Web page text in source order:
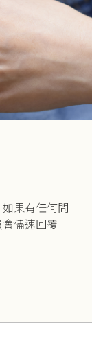
面
選
擇
選
項
果有任何問
儘速回覆